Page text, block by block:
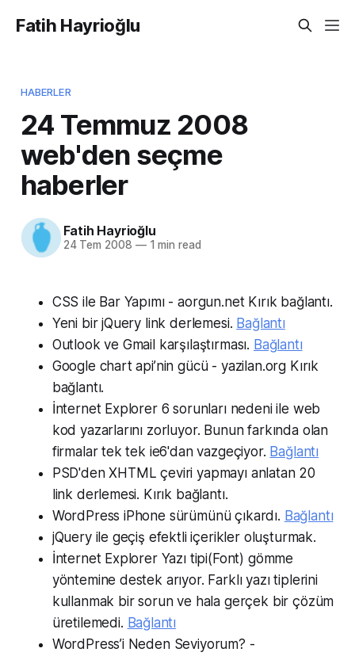
Fatih Hayrioğlu
HABERLER
24 Temmuz 2008
web'den seçme
haberler
Fatih Hayrioğlu
24 Tem 2008 —1 min read
CSS ile Bar Yapımı - aorgun.net Kırık bağlantı.
Yeni bir jQuery link derlemesi. Bağlantı
Outlook ve Gmail karşılaştırması. Bağlantı
Google chart api’nin gücü - yazilan.org Kırık
bağlantı.
İnternet Explorer 6 sorunları nedeni ile web
kod yazarlarını zorluyor. Bunun farkında olan
firmalar tek tek ie6'dan vazgeçiyor. Bağlantı
PSD'den XHTML çeviri yapmayı anlatan 20
link derlemesi. Kırık bağlantı.
WordPress iPhone sürümünü çıkardı. Bağlantı
jQuery ile geçiş efektli içerikler oluşturmak.
İnternet Explorer Yazı tipi(Font) gömme
yöntemine destek arıyor. Farklı yazı tiplerini
kullanmak bir sorun ve hala gerçek bir çözüm
üretilemedi. Bağlantı
WordPress’i Neden Seviyorum? -